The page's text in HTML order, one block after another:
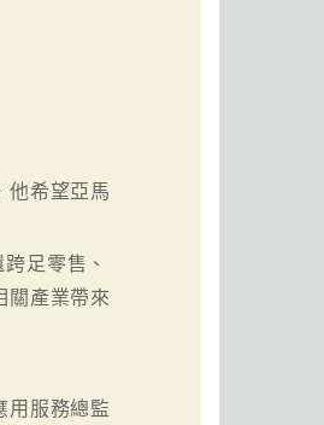
他希望亞馬
足零售、
關產業帶來
用服務總監